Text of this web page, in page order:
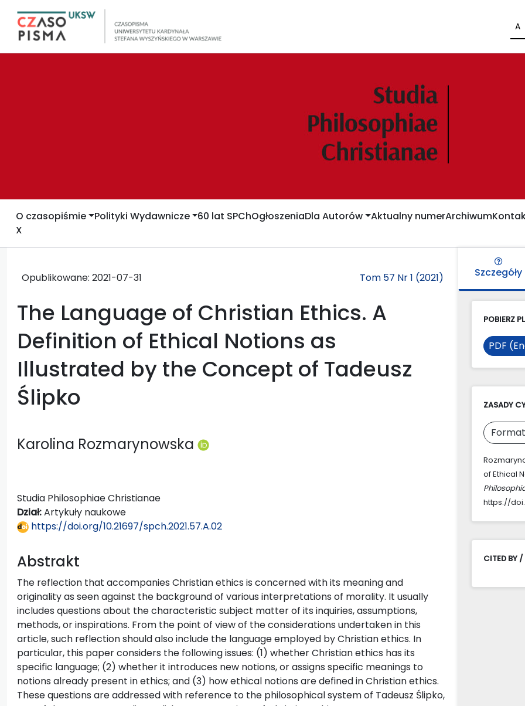
A
O czasopiśmie Polityki Wydawnicze 60 lat SPChOgłoszeniaDla Autorów Aktualny numerArchiwum
X
Opublikowane: 2021-07-31 Tom 57 Nr 1 (2021)
The Language of Christian Ethics. A
Definition of Ethical Notions as
Illustrated by the Concept of Tadeusz
Ślipko
Karolina Rozmarynowska
Studia Philosophiae Christianae
Dział:Artykuły naukowe
https://doi.org/10.21697/spch.2021.57.A.02
Abstrakt
The reflection that accompanies Christian ethics is concerned with its meaning and
originality as seen against the background of various interpretations of morality. It usually
includes questions about the characteristic subject matter of its inquiries, assumptions,
methods, or inspirations. From the point of view of the considerations undertaken in this
article, such reflection should also include the language employed by Christian ethics. In
particular, this paper considers the following issues: (1) whether Christian ethics has its
specific language; (2) whether it introduces new notions, or assigns specific meanings to
notions already present in ethics; and (3) how ethical notions are defined in Christian ethics.
These questions are addressed with reference to the philosophical system of Tadeusz Ślipko,
Szczegóły
POBIERZ
PDF
ZASADY
of Ethical
https://
CITED BY /